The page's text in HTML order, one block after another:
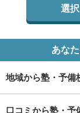
選
あな
地域から塾・予備
口コミから塾・予